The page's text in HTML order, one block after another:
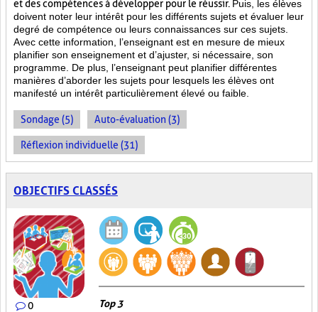
et des compétences à développer pour le réussir. Puis, les élèves
doivent noter leur intérêt pour les différents sujets et évaluer leur
degré de compétence ou leurs connaissances sur ces sujets.
Avec cette information, l’enseignant est en mesure de mieux
planifier son enseignement et d’ajuster, si nécessaire, son
programme. De plus, l’enseignant peut planifier différentes
manières d’aborder les sujets pour lesquels les élèves ont
manifesté un intérêt particulièrement élevé ou faible.
Sondage (5) Auto-évaluation (3)
Réflexion individuelle (31)
OBJECTIFS CLASSÉS
0 Top 3